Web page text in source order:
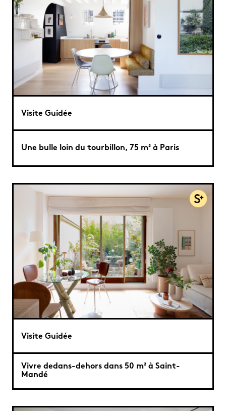
Visite Guidée
Une bulle loin du tourbillon, 75 m² à Paris
Visite Guidée
Vivre dedans-dehors dans 50 m² à Saint-
Mandé